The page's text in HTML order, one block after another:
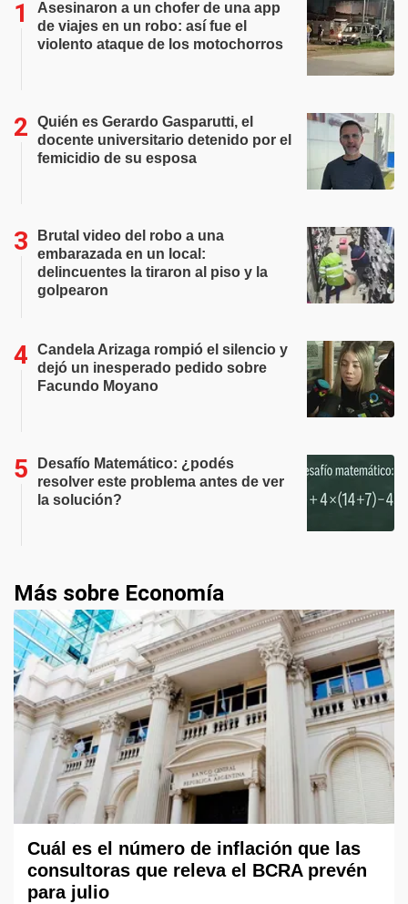
Asesinaron a un chofer de una app
de viajes en un robo: así fue el
violento ataque de los motochorros
Quién es Gerardo Gasparutti, el
docente universitario detenido por el
femicidio de su esposa
Brutal video del robo a una
embarazada en un local:
delincuentes la tiraron al piso y la
golpearon
Candela Arizaga rompió el silencio y
dejó un inesperado pedido sobre
Facundo Moyano
Desafío Matemático: ¿podés
resolver este problema antes de ver
la solución?
Más sobre Economía
Cuál es el número de inflación que las
consultoras que releva el BCRA prevén
para julio